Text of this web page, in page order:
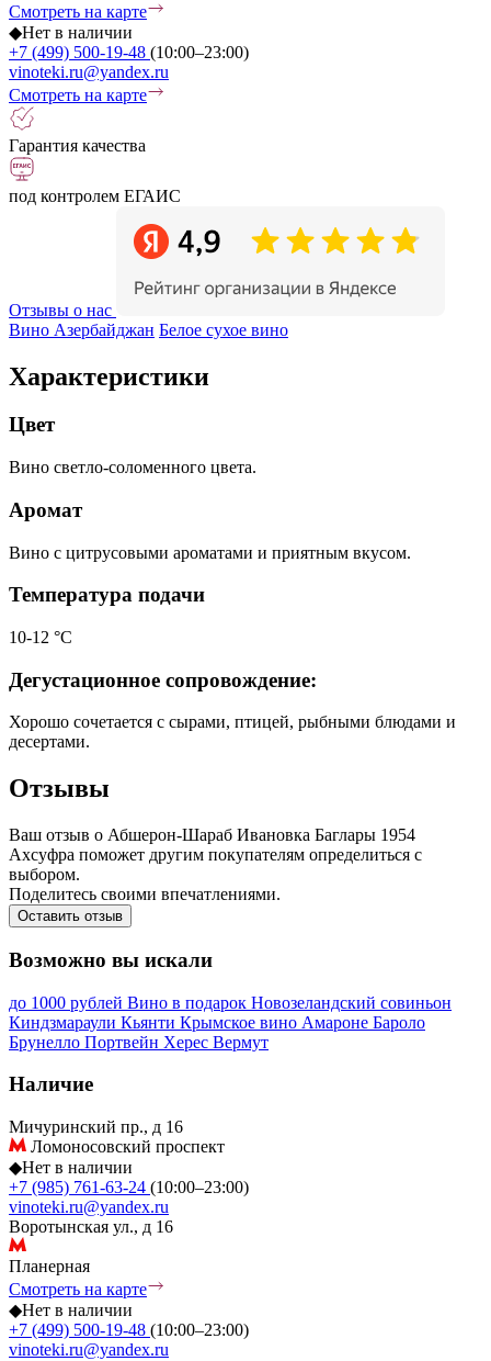
Смотреть на карте
◆Нет в наличии
+7 (499) 500-19-48 (10:00–23:00)
vinoteki.ru@yandex.ru
Смотреть на карте
Гарантия качества
под контролем ЕГАИС
Отзывы о нас
Вино Азербайджан Белое сухое вино
Характеристики
Цвет
Вино светло-соломенного цвета.
Аромат
Вино с цитрусовыми ароматами и приятным вкусом.
Температура подачи
10-12 °С
Дегустационное сопровождение:
Хорошо сочетается с сырами, птицей, рыбными блюдами и
десертами.
Отзывы
Ваш отзыв о Абшерон-Шараб Ивановка Баглары 1954
Ахсуфра поможет другим покупателям определиться с
выбором.
Поделитесь своими впечатлениями.
Оставить отзыв
Возможно вы искали
до 1000 рублей Вино в подарок Новозеландский совиньон
Киндзмараули Кьянти Крымское вино Амароне Бароло
Брунелло Портвейн Херес Вермут
Наличие
Мичуринский пр., д 16
Ломоносовский проспект
◆Нет в наличии
+7 (985) 761-63-24 (10:00–23:00)
vinoteki.ru@yandex.ru
Воротынская ул., д 16
Планерная
Смотреть на карте
◆Нет в наличии
+7 (499) 500-19-48 (10:00–23:00)
vinoteki.ru@yandex.ru